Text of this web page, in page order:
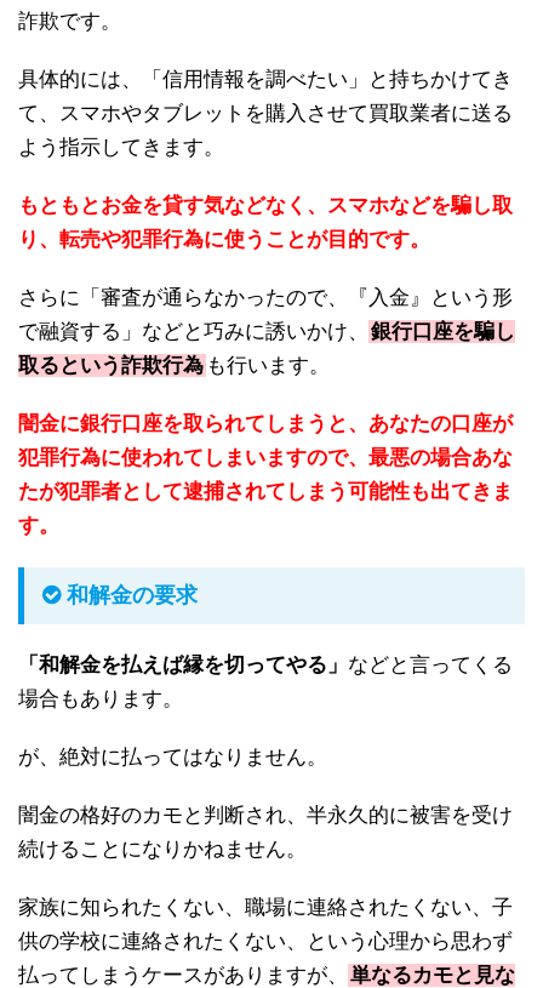
詐欺です。
具体的には、「信用情報を調べたい」と持ちかけてき
て、スマホやタブレットを購入させて買取業者に送る
よう指示してきます。
もともとお金を貸す気などなく、スマホなどを騙し取
り、転売や犯罪行為に使うことが目的です。
さらに「審査が通らなかったので、『入金』という形
で融資する」などと巧みに誘いかけ、
銀行口座を騙し
取るという詐欺行為 も行います。
闇金に銀行口座を取られてしまうと、あなたの口座が
犯罪行為に使われてしまいますので、最悪の場合あな
たが犯罪者として逮捕されてしまう可能性も出てきま
す。
和解金の要求
「和解金を払えば縁を切ってやる」 などと言ってくる
場合もあります。
が、絶対に払ってはなりません。
闇金の格好のカモと判断され、半永久的に被害を受け
続けることになりかねません。
家族に知られたくない、職場に連絡されたくない、子
供の学校に連絡されたくない、という心理から思わず
払ってしまうケースがありますが、
単なるカモと見な